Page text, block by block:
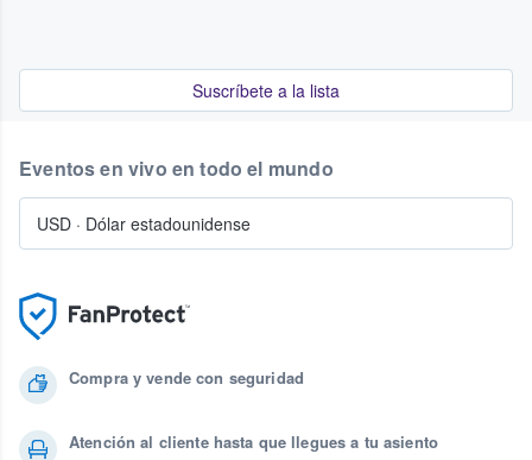
Suscríbete a la lista
Compra y vende con seguridad
Atención al cliente hasta que llegues a tu asiento
Eventos en vivo en todo el mundo
USD · Dólar estadounidense